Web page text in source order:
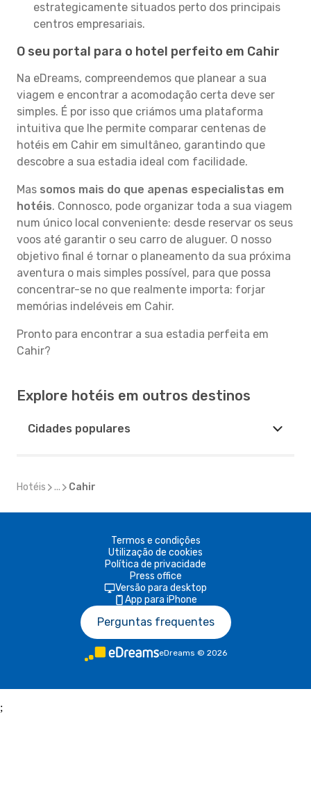
estrategicamente situados perto dos principais
centros empresariais.
O seu portal para o hotel perfeito em Cahir
Na eDreams, compreendemos que planear a sua
viagem e encontrar a acomodação certa deve ser
simples. É por isso que criámos uma plataforma
intuitiva que lhe permite comparar centenas de
hotéis em Cahir em simultâneo, garantindo que
descobre a sua estadia ideal com facilidade.
Mas somos mais do que apenas especialistas em
hotéis. Connosco, pode organizar toda a sua viagem
num único local conveniente: desde reservar os seus
voos até garantir o seu carro de aluguer. O nosso
objetivo final é tornar o planeamento da sua próxima
aventura o mais simples possível, para que possa
concentrar-se no que realmente importa: forjar
memórias indeléveis em Cahir.
Pronto para encontrar a sua estadia perfeita em
Cahir?
Explore hotéis em outros destinos
Cidades populares
Hotéis ... Cahir
Termos e condições
Utilização de cookies
Política de privacidade
Press office
Versão para desktop
App para iPhone
Perguntas frequentes
eDreams © 2026
;